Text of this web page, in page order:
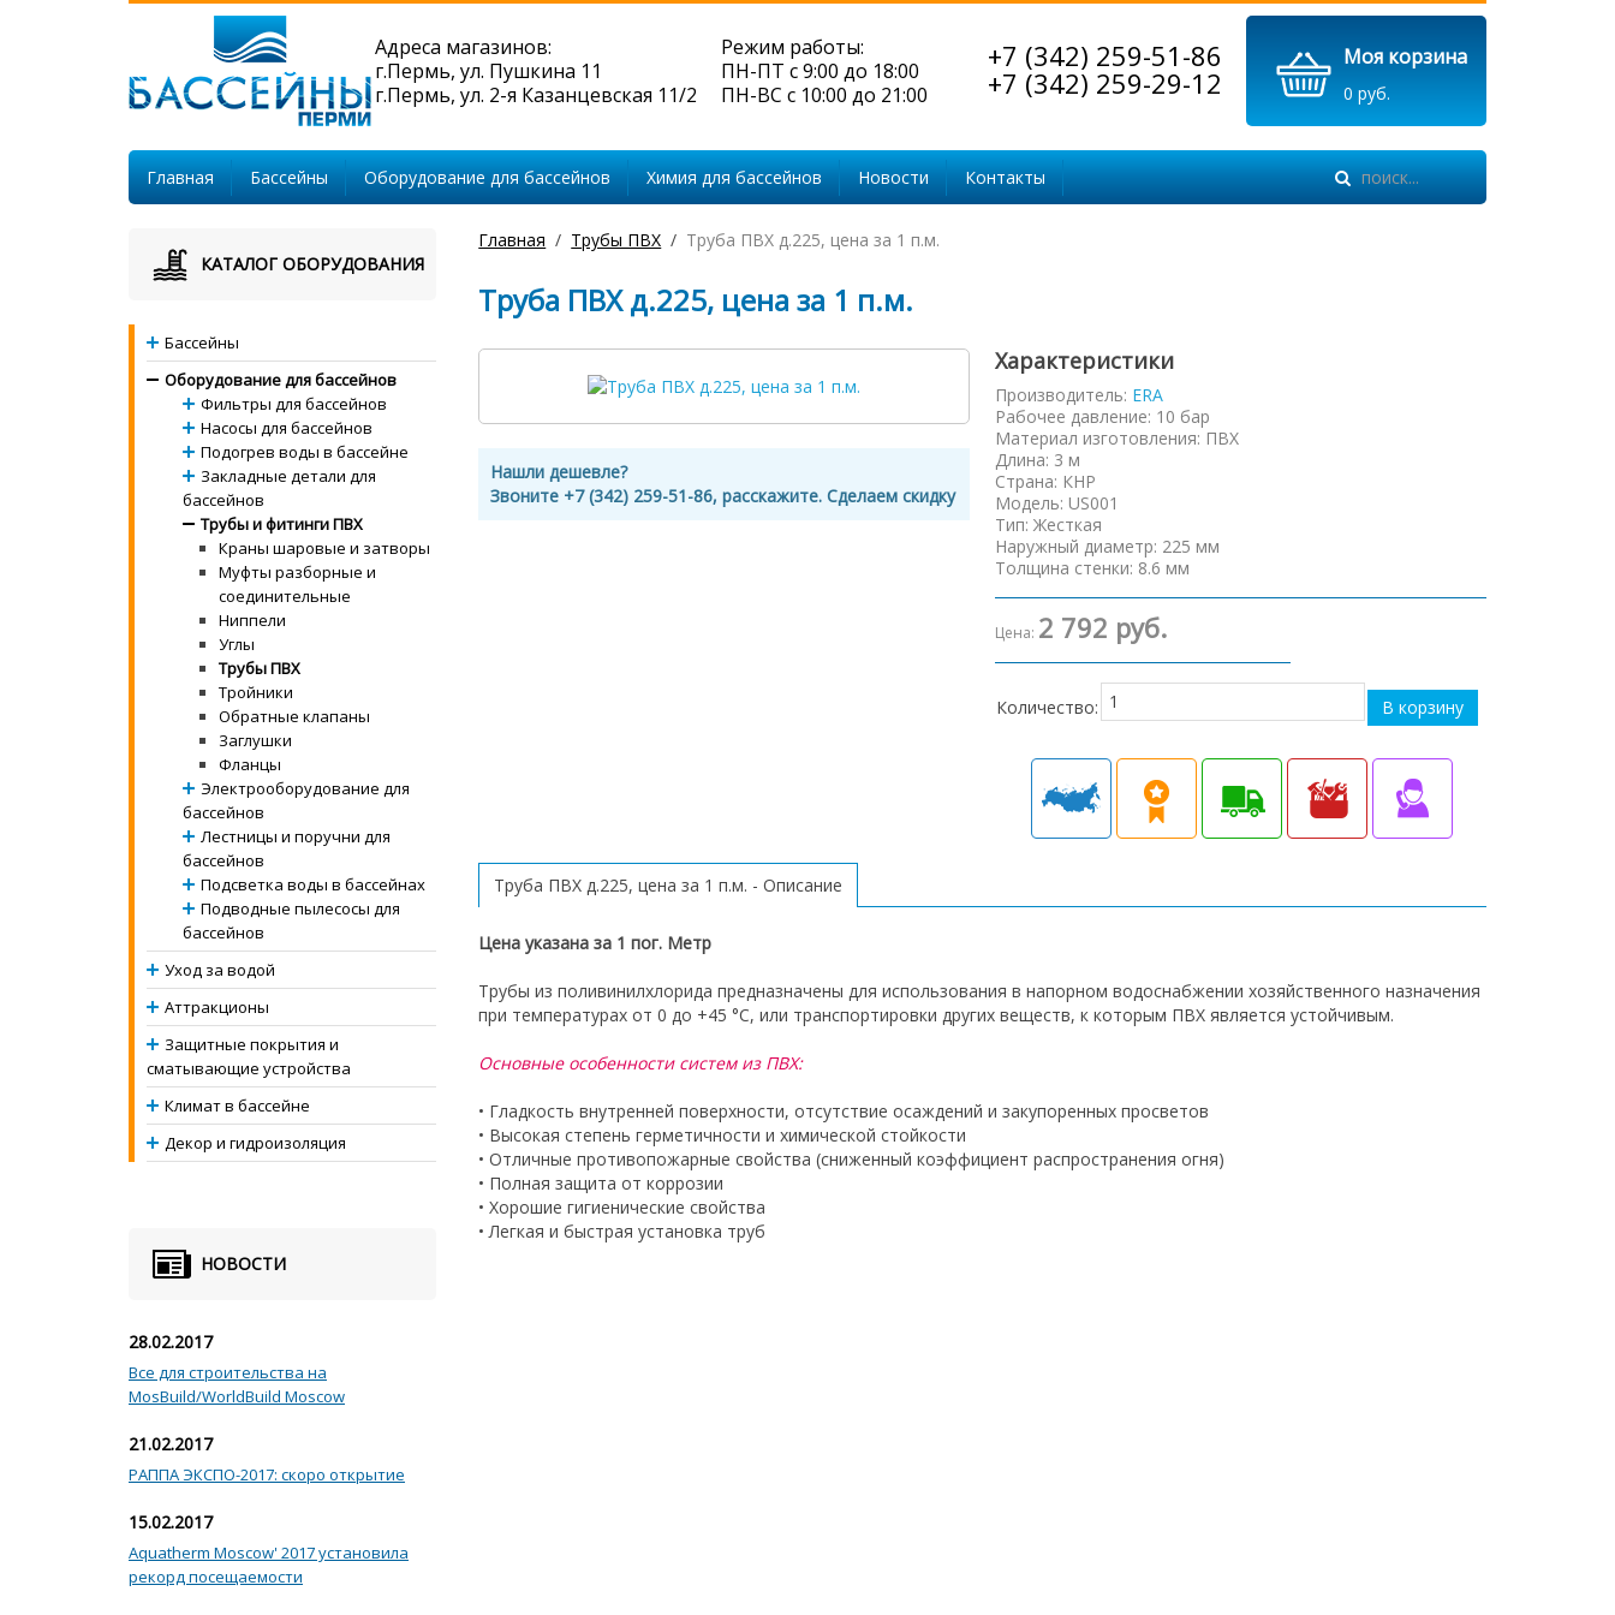
Моя корзина
0 руб.
+7 (342) 259-51-86
+7 (342) 259-29-12
Режим работы:
ПН-ПТ с 9:00 до 18:00
ПН-ВС с 10:00 до 21:00
Адреса магазинов:
г.Пермь, ул. Пушкина 11
г.Пермь, ул. 2-я Казанцевская 11/2
Главная Бассейны Оборудование для бассейнов Химия для бассейнов Новости Контакты
Главная Трубы ПВХ Труба ПВХ д.225, цена за 1 п.м.
Труба ПВХ д.225, цена за 1 п.м.
Нашли дешевле?
Звоните +7 (342) 259-51-86, расскажите. Сделаем скидку
Характеристики
Производитель: ERA
Рабочее давление: 10 бар
Материал изготовления: ПВХ
Длина: 3 м
Страна: КНР
Модель: US001
Тип:Жесткая
Наружный диаметр: 225 мм
Толщина стенки: 8.6 мм
Цена: 2 792 руб.
Количество:
Труба ПВХ д.225, цена за 1 п.м. - Описание
Цена указана за 1 пог. Метр
Трубы из поливинилхлорида предназначены для использования в напорном водоснабжении хозяйственного назначения
при температурах от 0 до +45 °С, или транспортировки других веществ, к которым ПВХ является устойчивым.
Основные особенности систем из ПВХ:
• Гладкость внутренней поверхности, отсутствие осаждений и закупоренных просветов
• Высокая степень герметичности и химической стойкости
• Отличные противопожарные свойства (сниженный коэффициент распространения огня)
• Полная защита от коррозии
• Хорошие гигиенические свойства
• Легкая и быстрая установка труб
КАТАЛОГ ОБОРУДОВАНИЯ
Бассейны
Оборудование для бассейнов
Фильтры для бассейнов
Насосы для бассейнов
Подогрев воды в бассейне
Закладные детали для
бассейнов
Трубы и фитинги ПВХ
Краны шаровые и затворы
Муфты разборные и
соединительные
Ниппели
Углы
Трубы ПВХ
Тройники
Обратные клапаны
Заглушки
Фланцы
Электрооборудование для
бассейнов
Лестницы и поручни для
бассейнов
Подсветка воды в бассейнах
Подводные пылесосы для
бассейнов
Уход за водой
Аттракционы
Защитные покрытия и
сматывающие устройства
Климат в бассейне
Декор и гидроизоляция
НОВОСТИ
28.02.2017
Все для строительства на
MosBuild/WorldBuild Moscow
21.02.2017
РАППА ЭКСПО-2017: скоро открытие
15.02.2017
Aquatherm Moscow' 2017 установила
рекорд посещаемости